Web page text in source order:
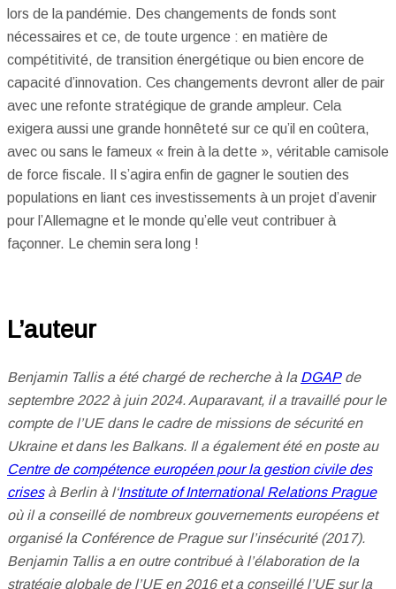
lors de la pandémie. Des changements de fonds sont
nécessaires et ce, de toute urgence : en matière de
compétitivité, de transition énergétique ou bien encore de
capacité d’innovation. Ces changements devront aller de pair
avec une refonte stratégique de grande ampleur. Cela
exigera aussi une grande honnêteté sur ce qu’il en coûtera,
avec ou sans le fameux « frein à la dette », véritable camisole
de force fiscale. Il s’agira enfin de gagner le soutien des
populations en liant ces investissements à un projet d’avenir
pour l’Allemagne et le monde qu’elle veut contribuer à
façonner. Le chemin sera long !
L’auteur
Benjamin Tallis a été chargé de recherche à la DGAPde
septembre 2022 à juin 2024. Auparavant, il a travaillé pour le
compte de l’UE dans le cadre de missions de sécurité en
Ukraine et dans les Balkans. Il a également été en poste au
Centre de compétence européen pour la gestion civile des
crisesà Berlin à l‘Institute of International Relations Prague
où il a conseillé de nombreux gouvernements européens et
organisé la Conférence de Prague sur l’insécurité (2017).
Benjamin Tallis a en outre contribué à l’élaboration de la
stratégie globale de l’UE en 2016 et a conseillé l’UE sur la